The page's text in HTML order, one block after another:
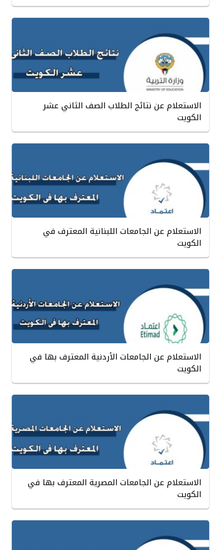
الاستعلام عن نتائج الطلاب الصف الثاني عشر
الكويت
الاستعلام عن الجامعات اللبنانية المعترف في
الكويت
الاستعلام عن الجامعات الأردنية المعترف بها في
الكويت
الاستعلام عن الجامعات المصرية المعترف بها في
الكويت